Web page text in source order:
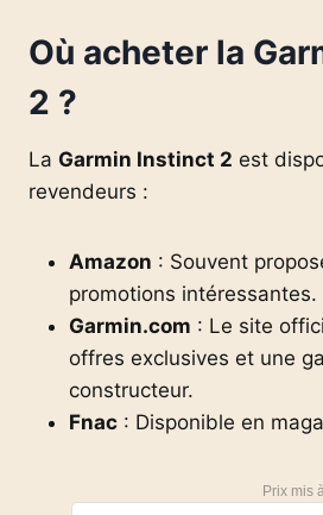
Où acheter la
2 ?
La Garmin Instinct 2 est
revendeurs :
Amazon : Souvent
promotions intéressantes.
Garmin.com : Le site
offres exclusives et une
constructeur.
Fnac : Disponible en